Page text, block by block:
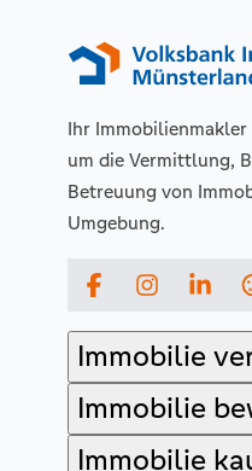
Ihr
um die Vermittlung,
Betreuung von
Umgebung.
FacebookInstagram
Immobilie
Immobilie
Immobilie